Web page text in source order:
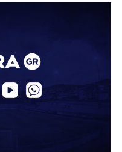
χρονιά στη Γ’
Β’, με την οποία
League 2, καθώς
την καριέρα του